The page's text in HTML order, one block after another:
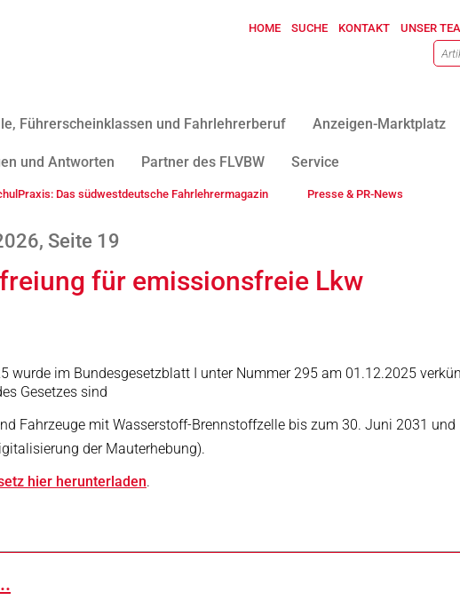
HOME SUCHE KONTAKT UNSER
Führerscheinklassen und Fahrlehrerberuf Anzeigen-Marktplatz
und Antworten Partner des FLVBW Service
Das südwestdeutsche Fahrlehrermagazin Presse & PR-News
Seite 19
für emissionsfreie Lkw
im Bundesgesetzblatt I unter Nummer 295 am 01.12.2025
Gesetzes sind
Fahrzeuge mit Wasserstoff-Brennstoffzelle bis zum 30. Juni 2031 und
der Mauterhebung).
hier herunterladen.